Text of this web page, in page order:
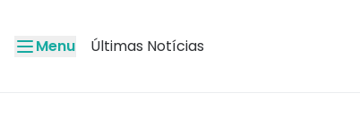
Menu Últimas Notícias